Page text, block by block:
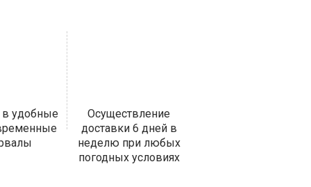
в удобные
Осуществление
доставки 6 дней в
неделю при любых
погодных условиях